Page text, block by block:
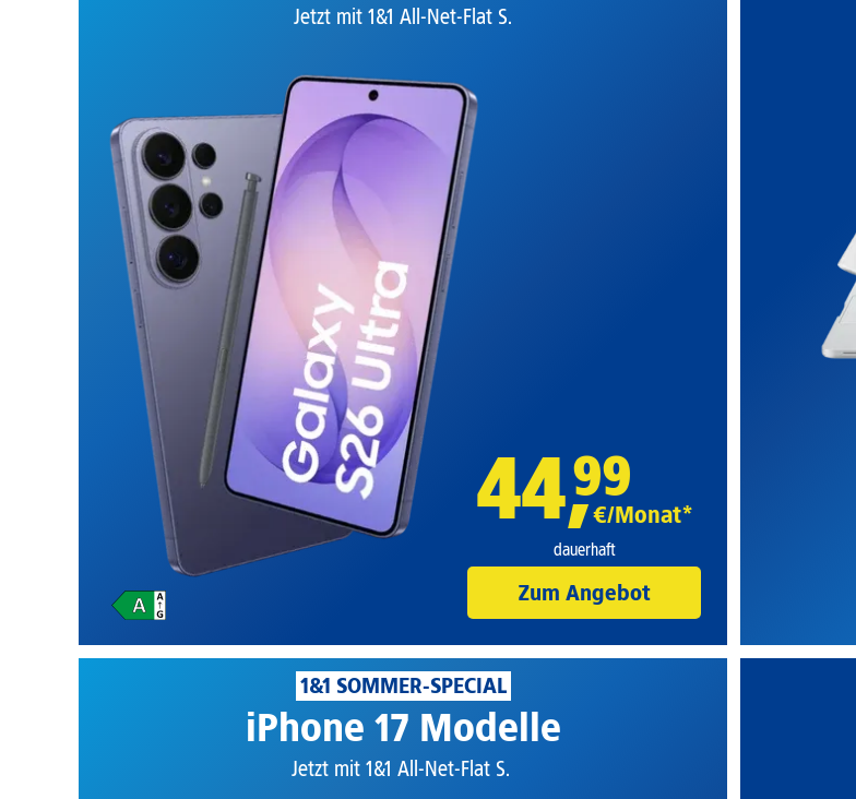
Jetzt mit 1&1 All-Net-Flat S.
44,
99
€/Monat*
dauerhaft
Zum Angebot
1&1 SOMMER-SPECIAL
iPhone 17 Modelle
Jetzt mit 1&1 All-Net-Flat S.